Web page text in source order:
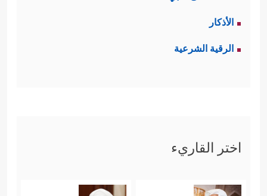
الأذكار
الرقية الشرعية
اختر القاريء